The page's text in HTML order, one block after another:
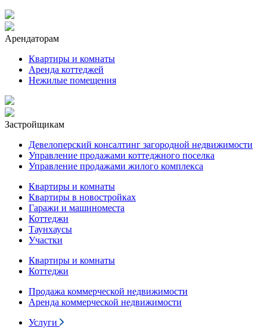
Арендаторам
Квартиры и комнаты
Аренда коттеджей
Нежилые помещения
Застройщикам
Девелоперский консалтинг загородной недвижимости
Управление продажами коттеджного поселка
Управление продажами жилого комплекса
Квартиры и комнаты
Квартиры в новостройках
Гаражи и машиноместа
Коттеджи
Таунхаусы
Участки
Квартиры и комнаты
Коттеджи
Продажа коммерческой недвижимости
Аренда коммерческой недвижимости
Услуги